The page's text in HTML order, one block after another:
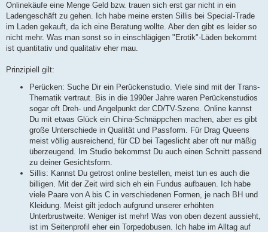
Onlinekäufe eine Menge Geld bzw. trauen sich erst gar nicht in ein
Ladengeschäft zu gehen. Ich habe meine ersten Sillis bei Special-Trade
im Laden gekauft, da ich eine Beratung wollte. Aber den gibt es leider so
nicht mehr. Was man sonst so in einschlägigen "Erotik"-Läden bekommt
ist quantitativ und qualitativ eher mau.
Prinzipiell gilt:
Perücken: Suche Dir ein Perückenstudio. Viele sind mit der Trans-
Thematik vertraut. Bis in die 1990er Jahre waren Perückenstudios
sogar oft Dreh- und Angelpunkt der CD/TV-Szene. Online kannst
Du mit etwas Glück ein China-Schnäppchen machen, aber es gibt
große Unterschiede in Qualität und Passform. Für Drag Queens
meist völlig ausreichend, für CD bei Tageslicht aber oft nur mäßig
überzeugend. Im Studio bekommst Du auch einen Schnitt passend
zu deiner Gesichtsform.
Sillis: Kannst Du getrost online bestellen, meist tun es auch die
billigen. Mit der Zeit wird sich eh ein Fundus aufbauen. Ich habe
viele Paare von A bis C in verschiedenen Formen, je nach BH und
Kleidung. Meist gilt jedoch aufgrund unserer erhöhten
Unterbrustweite: Weniger ist mehr! Was von oben dezent aussieht,
ist im Seitenprofil eher ein Torpedobusen. Ich habe im Alltag auf